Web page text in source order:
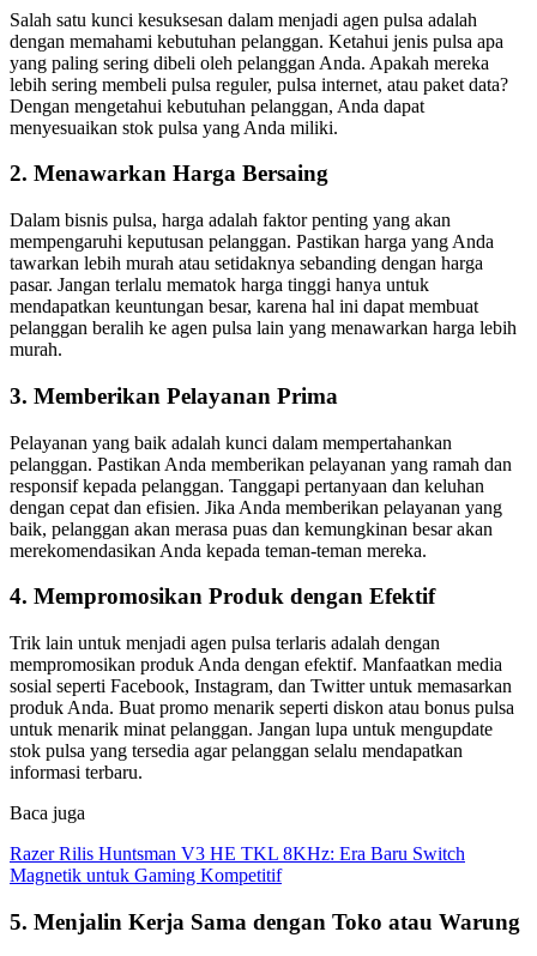
Salah satu kunci kesuksesan dalam menjadi agen pulsa adalah
dengan memahami kebutuhan pelanggan. Ketahui jenis pulsa apa
yang paling sering dibeli oleh pelanggan Anda. Apakah mereka
lebih sering membeli pulsa reguler, pulsa internet, atau paket data?
Dengan mengetahui kebutuhan pelanggan, Anda dapat
menyesuaikan stok pulsa yang Anda miliki.
2. Menawarkan Harga Bersaing
Dalam bisnis pulsa, harga adalah faktor penting yang akan
mempengaruhi keputusan pelanggan. Pastikan harga yang Anda
tawarkan lebih murah atau setidaknya sebanding dengan harga
pasar. Jangan terlalu mematok harga tinggi hanya untuk
mendapatkan keuntungan besar, karena hal ini dapat membuat
pelanggan beralih ke agen pulsa lain yang menawarkan harga lebih
murah.
3. Memberikan Pelayanan Prima
Pelayanan yang baik adalah kunci dalam mempertahankan
pelanggan. Pastikan Anda memberikan pelayanan yang ramah dan
responsif kepada pelanggan. Tanggapi pertanyaan dan keluhan
dengan cepat dan efisien. Jika Anda memberikan pelayanan yang
baik, pelanggan akan merasa puas dan kemungkinan besar akan
merekomendasikan Anda kepada teman-teman mereka.
4. Mempromosikan Produk dengan Efektif
Trik lain untuk menjadi agen pulsa terlaris adalah dengan
mempromosikan produk Anda dengan efektif. Manfaatkan media
sosial seperti Facebook, Instagram, dan Twitter untuk memasarkan
produk Anda. Buat promo menarik seperti diskon atau bonus pulsa
untuk menarik minat pelanggan. Jangan lupa untuk mengupdate
stok pulsa yang tersedia agar pelanggan selalu mendapatkan
informasi terbaru.
Baca juga
Razer Rilis Huntsman V3 HE TKL 8KHz: Era Baru Switch
Magnetik untuk Gaming Kompetitif
5. Menjalin Kerja Sama dengan Toko atau Warung